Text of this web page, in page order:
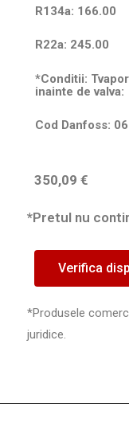
R134a: 166.00
R22a:
*Conditii:
inainte de
Cod Danfoss:
350,09 €
*Pretul nu
Verifica
*Produsele
juridice.